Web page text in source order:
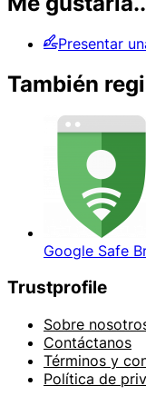
Presentar
También
Google Safe
Trustprofile
Sobre
Contáctanos
Términos y
Política de